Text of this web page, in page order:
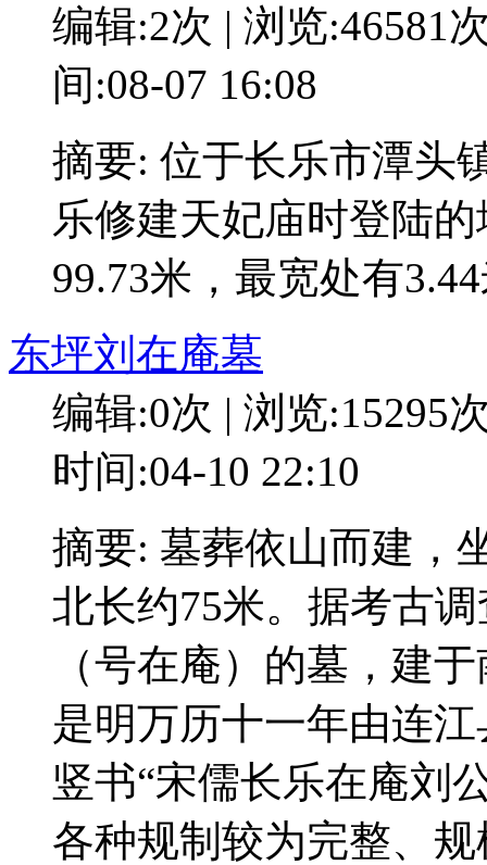
编辑:2次 | 浏览:46581
间:08-07 16:08
摘要: 位于长乐市潭头
乐修建天妃庙时登陆
99.73米，最宽处有
东坪刘在庵墓
编辑:0次 | 浏览:15295
时间:04-10 22:10
摘要: 墓葬依山而建，
北长约75米。据考古
（号在庵）的墓，建
是明万历十一年由连
竖书“宋儒长乐在庵刘
各种规制较为完整、